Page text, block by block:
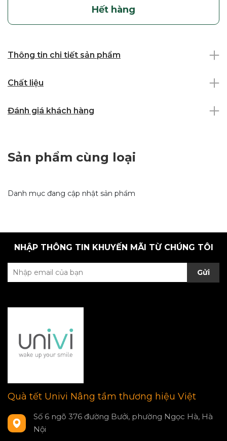
Hết hàng
Thông tin chi tiết sản phẩm
Chất liệu
Đánh giá khách hàng
Sản phẩm cùng loại
Danh mục đang cập nhật sản phẩm
NHẬP THÔNG TIN KHUYẾN MÃI TỪ CHÚNG TÔI
Gửi
Quà tết Univi Nâng tầm thương hiệu Việt
Số 6 ngõ 376 đường Bưởi, phường Ngọc Hà, Hà
Nội